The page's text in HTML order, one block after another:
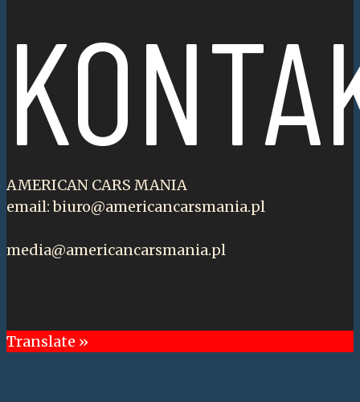
AMERICAN CARS MANIA
email: biuro@americancarsmania.pl
media@americancarsmania.pl
Translate »